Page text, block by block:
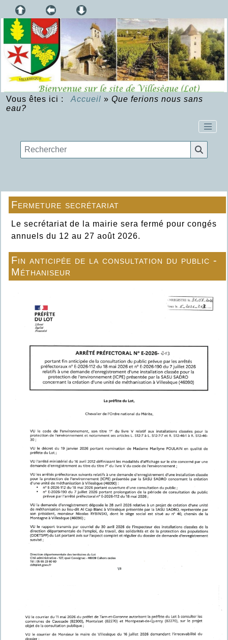
Vous êtes ici : Accueil » Que ferions nous sans
eau?
Fermeture secrétariat
Le secrétariat de la mairie sera fermé pour congés
annuels du 12 au 27 août 2026.
Fin anticipée de la consultation du public -
Méthaniseur